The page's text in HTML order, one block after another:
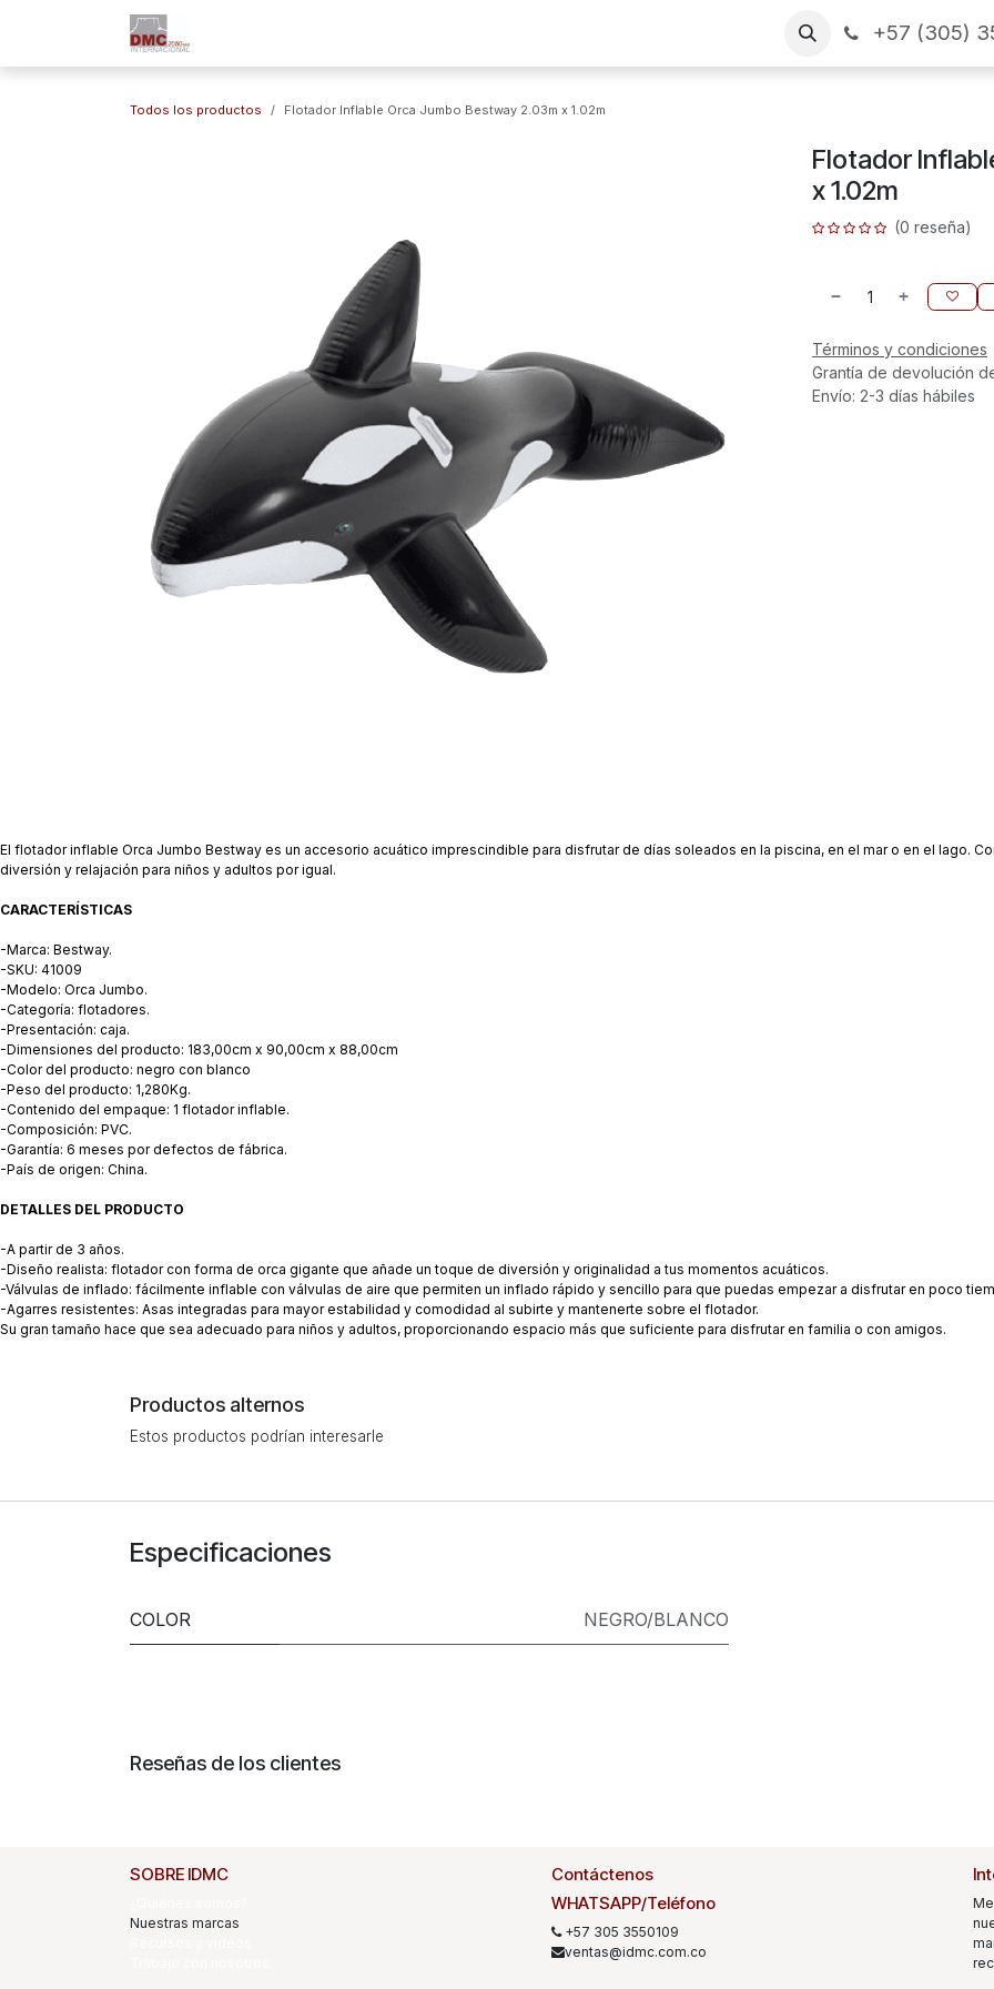
CONTÁCTENOS Financiamiento
+57 (305)
Todos los productos Flotador Inflable Orca Jumbo Bestway 2.03m x 1.02m
Flotador
x 1.02m
(0 reseña)
Términos y condiciones
Grantía de devolución
Envío: 2-3 días hábiles
El flotador inflable Orca Jumbo Bestway es un accesorio acuático imprescindible para disfrutar de días soleados en la piscina, en el mar o en el lago.
diversión y relajación para niños y adultos por igual.
CARACTERÍSTICAS
-Marca: Bestway.
-SKU: 41009
-Modelo: Orca Jumbo.
-Categoría: flotadores.
-Presentación: caja.
-Dimensiones del producto: 183,00cm x 90,00cm x 88,00cm
-Color del producto: negro con blanco
-Peso del producto: 1,280Kg.
-Contenido del empaque: 1 flotador inflable.
-Composición: PVC.
-Garantía: 6 meses por defectos de fábrica.
-País de origen: China.
DETALLES DEL PRODUCTO
-A partir de 3 años.
-Diseño realista: flotador con forma de orca gigante que añade un toque de diversión y originalidad a tus momentos acuáticos.
-Válvulas de inflado: fácilmente inflable con válvulas de aire que permiten un inflado rápido y sencillo para que puedas empezar a disfrutar en poco
-Agarres resistentes: Asas integradas para mayor estabilidad y comodidad al subirte y mantenerte sobre el flotador.
Su gran tamaño hace que sea adecuado para niños y adultos, proporcionando espacio más que suficiente para disfrutar en familia o con amigos.
Productos alternos
Estos productos podrían interesarle
Especificaciones
COLOR NEGRO/BLANCO
Reseñas de los clientes
SOBRE IDMC
Nuestras marcas
Contáctenos
WHATSAPP/Teléfono
+57 305 3550109
ventas@idmc.com.co